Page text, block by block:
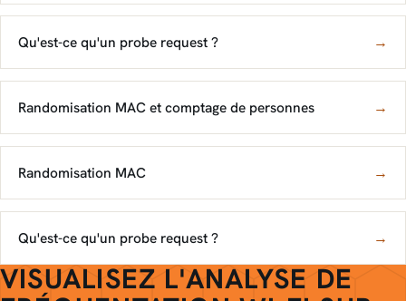
Qu'est-ce qu'un probe request ? →
Randomisation MAC et comptage de personnes →
Randomisation MAC →
Qu'est-ce qu'un probe request ? →
VISUALISEZ L'ANALYSE DE